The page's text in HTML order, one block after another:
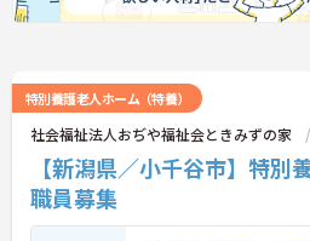
特別養護老人ホーム（特養）
社会福祉法人おぢや福祉会ときみずの家
【新潟県／小千谷市】特別
職員募集